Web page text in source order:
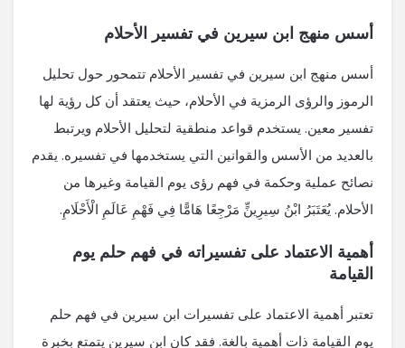
أسس منهج ابن سيرين في تفسير الأحلام
أسس منهج ابن سيرين في تفسير الأحلام تتمحور حول تحليل
الرموز والرؤى الرمزية في الأحلام، حيث يعتقد أن كل رؤية لها
تفسير معين. يستخدم قواعد منطقية لتحليل الأحلام ويرتبط
بالعديد من الأسس والقوانين التي يستخدمها في تفسيره. يقدم
نصائح عملية وحكمة في فهم رؤى يوم القيامة وغيرها من
الأحلام. يُعَتَبَرُ ابْنُ سِيرِينٍّ مَرْجِعًا هَامًّا فِي فَهْمِ عَالَمِ الْأَحْلَامِ.
أهمية الاعتماد على تفسيراته في فهم حلم يوم
القيامة
تعتبر أهمية الاعتماد على تفسيرات ابن سيرين في فهم حلم
يوم القيامة ذات أهمية بالغة. فقد كان ابن سيرين يتمتع بخبرة